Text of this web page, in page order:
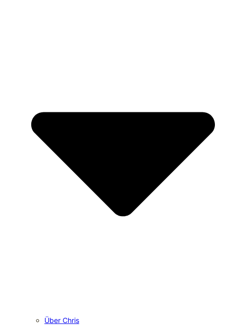
Über Chris